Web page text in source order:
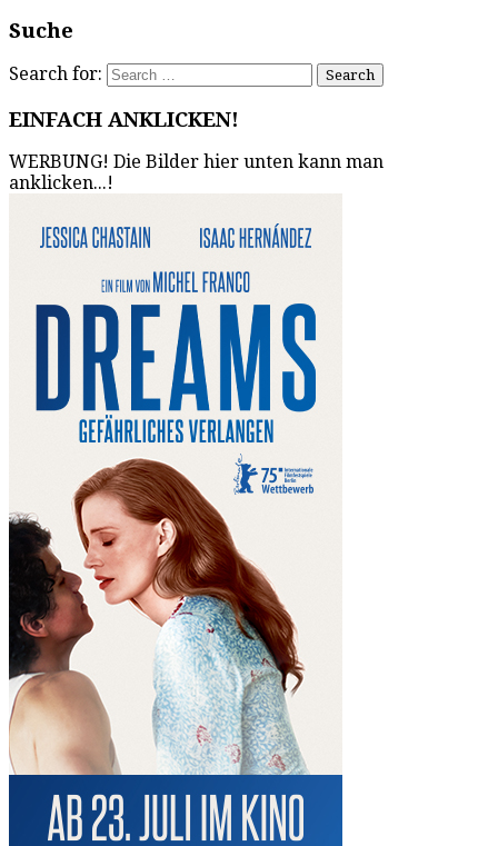
Suche
Search for:
EINFACH ANKLICKEN!
WERBUNG! Die Bilder hier unten kann man
anklicken...!